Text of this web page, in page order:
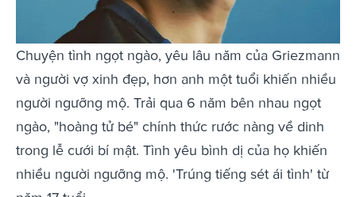
Chuyện tình ngọt ngào, yêu lâu năm của Griezmann
và người vợ xinh đẹp, hơn anh một tuổi khiến nhiều
người ngưỡng mộ. Trải qua 6 năm bên nhau ngọt
ngào, "hoàng tử bé" chính thức rước nàng về dinh
trong lễ cưới bí mật. Tình yêu bình dị của họ khiến
nhiều người ngưỡng mộ. 'Trúng tiếng sét ái tình' từ